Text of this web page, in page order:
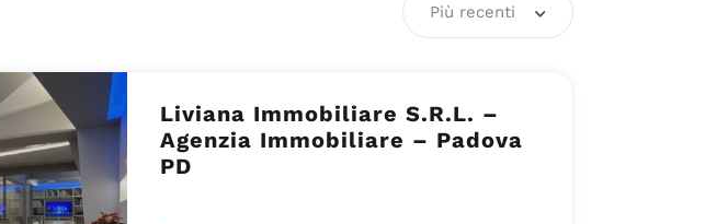
Più recenti
Liviana Immobiliare S.R.L. –
Agenzia Immobiliare – Padova
PD